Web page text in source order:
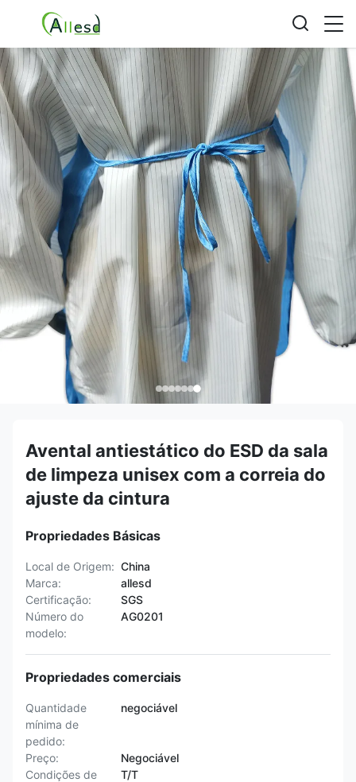
Avental antiestático do ESD da sala
de limpeza unisex com a correia do
ajuste da cintura
Propriedades Básicas
Local de Origem: China
Marca:
allesd
Certificação:
SGS
Número do
modelo:
AG0201
Propriedades comerciais
Quantidade
mínima de
pedido:
negociável
Preço:
Negociável
Condições de
T/T